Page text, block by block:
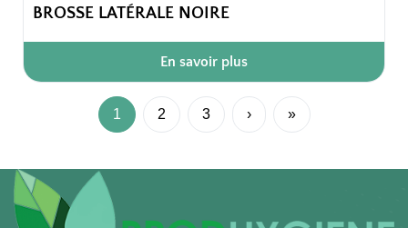
BROSSE LATÉRALE NOIRE
En savoir plus
1 2 3 › »